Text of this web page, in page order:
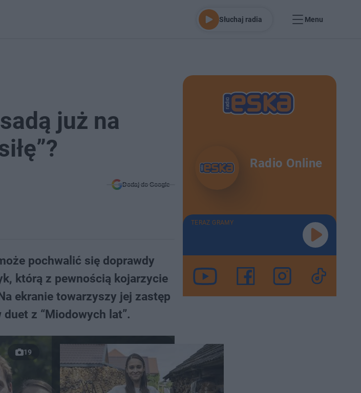
Słuchaj radia Menu
już na
Dodaj do Google
pochwalić się doprawdy
którą z pewnością kojarzycie
ekranie towarzyszy jej zastęp
z “Miodowych lat”.
19
Radio Online
TERAZ GRAMY